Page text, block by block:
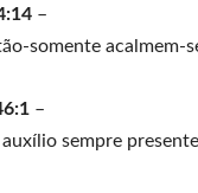
–
somente acalmem-
–
sempre